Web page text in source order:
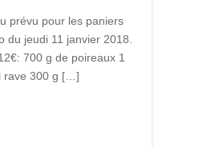
prévu pour les paniers
du jeudi 11 janvier 2018.
700 g de poireaux 1
rave 300 g […]